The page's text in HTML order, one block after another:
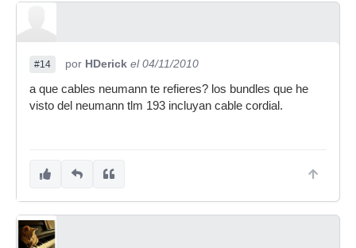
#14 por HDerick el 04/11/2010
a que cables neumann te refieres? los bundles que he
visto del neumann tlm 193 incluyan cable cordial.